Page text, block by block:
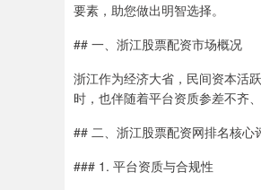
要素，助您做出明智选择。
## 一、浙江股票配资市场概况
浙江作为经济大省，民间资本活
时，也伴随着平台资质参差不齐
## 二、浙江股票配资网排名核心
### 1. 平台资质与合规性